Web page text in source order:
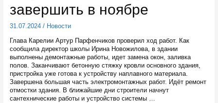
роста»
завершить в ноябре
31.07.2024/ Новости
Глава Карелии Артур Парфенчиков проверил ход работ. Как
сообщила директор школы Ирина Новожилова, в здании
выполнены демонтажные работы, идет замена окон, заливка
полов. Заканчивают бетонную стяжку кровли основного здания,
пристройка уже готова к устройству наплавного материала.
Завершена большая часть электромонтажных работ. Идёт ремонт
отмостки здания. В ближайшие дни строители начнут
сантехнические работы и устройство системы …